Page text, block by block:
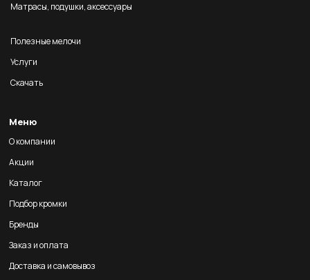
Матрасы, подушки, аксессуары
Полезные мелочи
Услуги
Скачать
Меню
О компании
Акции
Каталог
Подбор кромки
Бренды
Заказ и оплата
Доставка и самовывоз